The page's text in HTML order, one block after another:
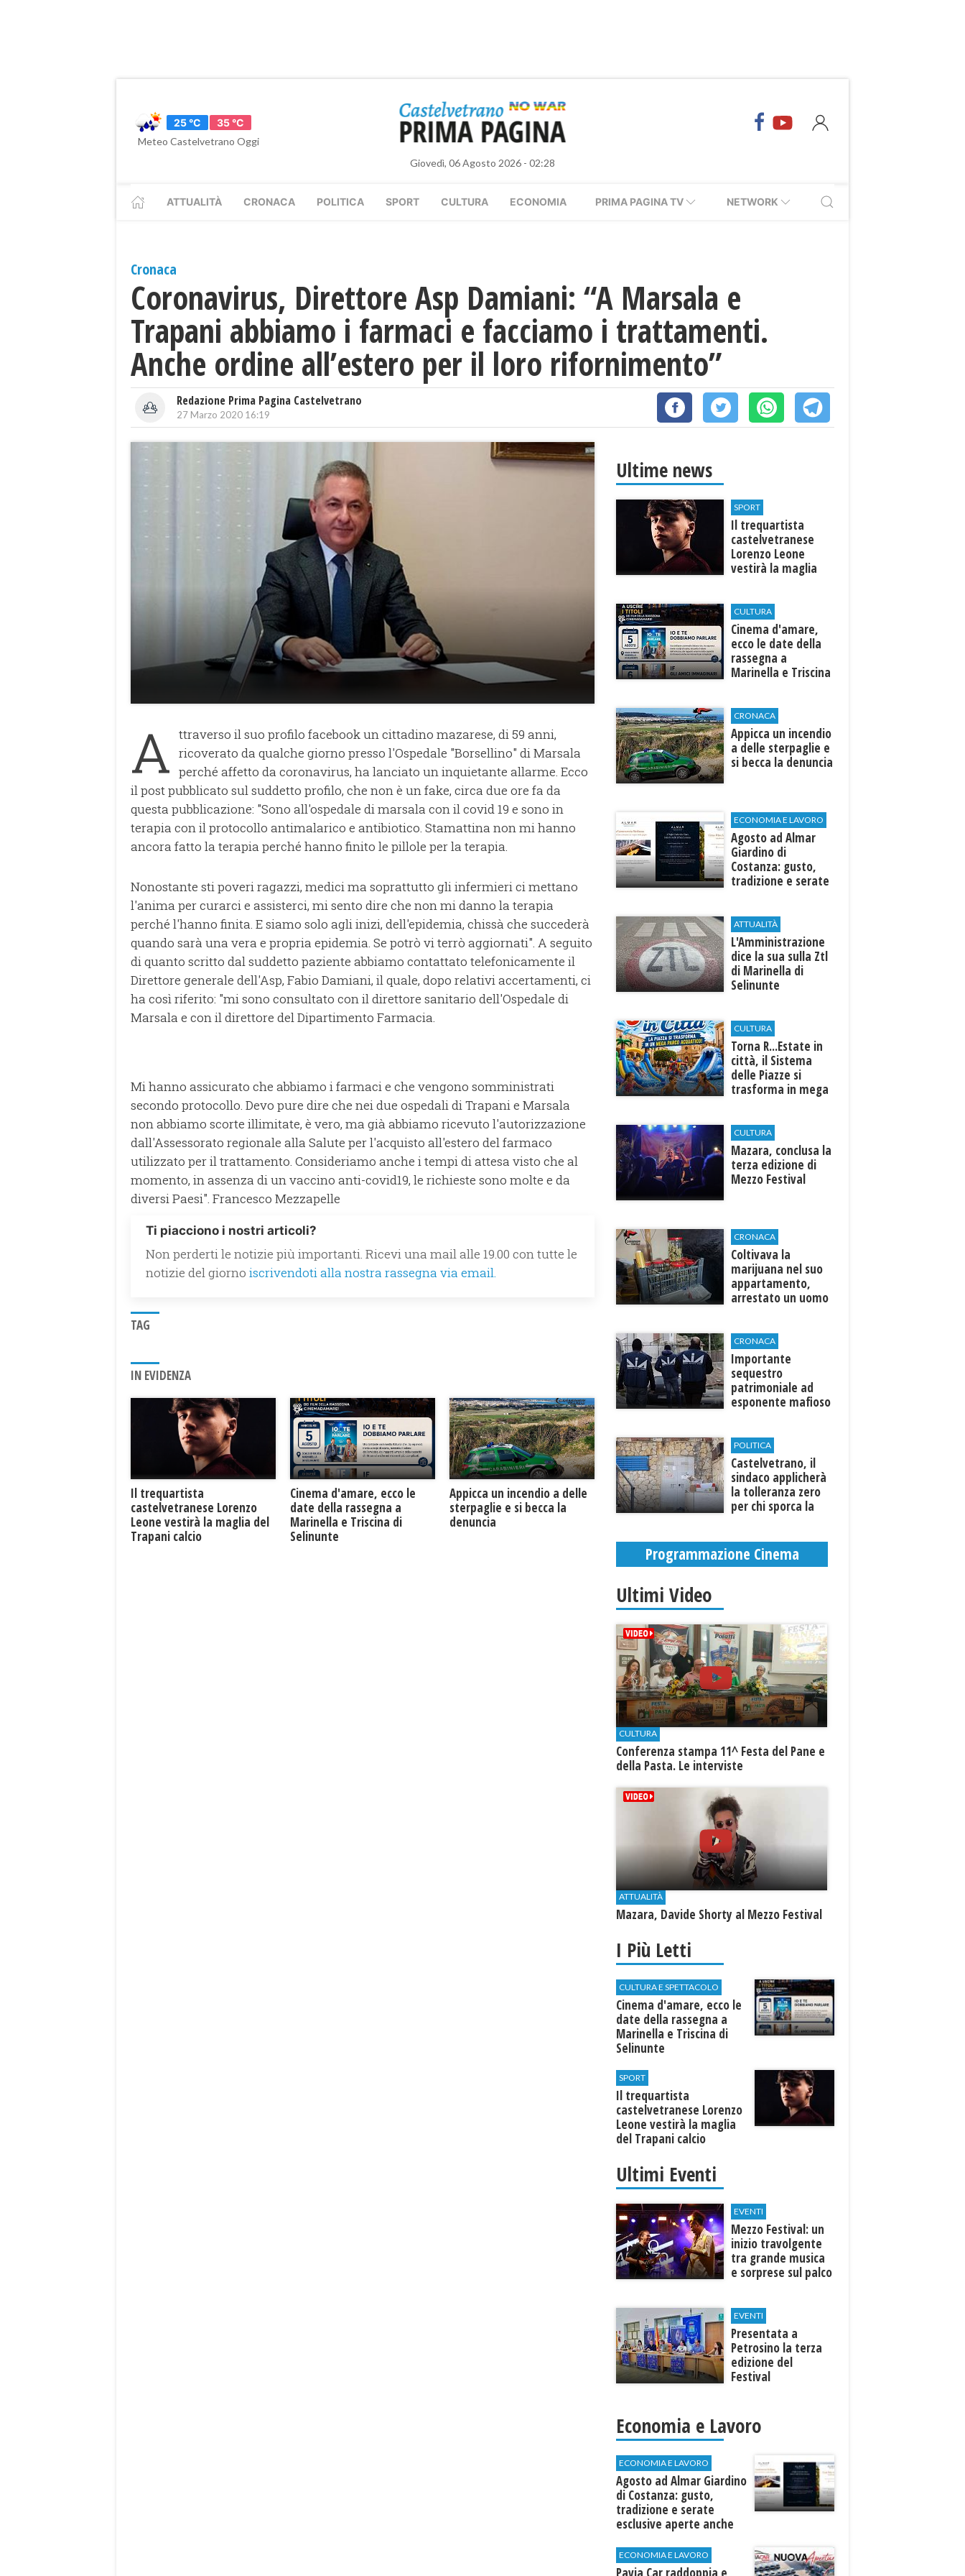
25 °C
35 °C
Meteo Castelvetrano Oggi
Giovedì, 06 Agosto 2026 - 02:28
ATTUALITÀ CRONACA POLITICA SPORT CULTURA ECONOMIA PRIMA PAGINA TV NETWORK
Cronaca
Coronavirus, Direttore Asp Damiani: “A Marsala e
Trapani abbiamo i farmaci e facciamo i trattamenti.
Anche ordine all’estero per il loro rifornimento”
Redazione Prima Pagina Castelvetrano
27 Marzo 2020 16:19
A ttraverso il suo profilo facebook un cittadino mazarese, di 59 anni,
ricoverato da qualche giorno presso l'Ospedale "Borsellino" di Marsala
perché affetto da coronavirus, ha lanciato un inquietante allarme. Ecco
il post pubblicato sul suddetto profilo, che non è un fake, circa due ore fa da
questa pubblicazione: "Sono all'ospedale di marsala con il covid 19 e sono in
terapia con il protocollo antimalarico e antibiotico. Stamattina non mi hanno
ancora fatto la terapia perché hanno finito le pillole per la terapia.
Nonostante sti poveri ragazzi, medici ma soprattutto gli infermieri ci mettano
l'anima per curarci e assisterci, mi sento dire che non mi danno la terapia
perché l'hanno finita. E siamo solo agli inizi, dell'epidemia, chissà che succederà
quando sarà una vera e propria epidemia. Se potrò vi terrò aggiornati". A seguito
di quanto scritto dal suddetto paziente abbiamo contattato telefonicamente il
Direttore generale dell'Asp, Fabio Damiani, il quale, dopo relativi accertamenti, ci
ha così riferito: "mi sono consultato con il direttore sanitario dell'Ospedale di
Marsala e con il direttore del Dipartimento Farmacia.
Mi hanno assicurato che abbiamo i farmaci e che vengono somministrati
secondo protocollo. Devo pure dire che nei due ospedali di Trapani e Marsala
non abbiamo scorte illimitate, è vero, ma già abbiamo ricevuto l'autorizzazione
dall'Assessorato regionale alla Salute per l'acquisto all'estero del farmaco
utilizzato per il trattamento. Consideriamo anche i tempi di attesa visto che al
momento, in assenza di un vaccino anti-covid19, le richieste sono molte e da
diversi Paesi". Francesco Mezzapelle
Ti piacciono i nostri articoli?
Non perderti le notizie più importanti. Ricevi una mail alle 19.00 con tutte le
notizie del giorno iscrivendoti alla nostra rassegna via email.
TAG
IN EVIDENZA
Il trequartista
castelvetranese Lorenzo
Leone vestirà la maglia del
Trapani calcio
Cinema d'amare, ecco le
date della rassegna a
Marinella e Triscina di
Selinunte
Appicca un incendio a delle
sterpaglie e si becca la
denuncia
Ultime news
SPORT
Il trequartista
castelvetranese
Lorenzo Leone
vestirà la maglia
CULTURA
Cinema d'amare,
ecco le date della
rassegna a
Marinella e Triscina
CRONACA
Appicca un incendio
a delle sterpaglie e
si becca la denuncia
ECONOMIA E LAVORO
Agosto ad Almar
Giardino di
Costanza: gusto,
tradizione e serate
esterni
ATTUALITÀ
L'Amministrazione
dice la sua sulla Ztl
di Marinella di
Selinunte
CULTURA
Torna R...Estate in
città, il Sistema
delle Piazze si
trasforma in mega
CULTURA
​Mazara, conclusa la
terza edizione di
Mezzo Festival
CRONACA
Coltivava la
marijuana nel suo
appartamento,
arrestato un uomo
CRONACA
Importante
sequestro
patrimoniale ad
esponente mafioso
POLITICA
Castelvetrano, il
sindaco applicherà
la tolleranza zero
per chi sporca la
Programmazione Cinema
Ultimi Video
CULTURA
Conferenza stampa 11^ Festa del Pane e
della Pasta. Le interviste
ATTUALITÀ
Mazara, Davide Shorty al Mezzo Festival
I Più Letti
CULTURA E SPETTACOLO
Cinema d'amare, ecco le
date della rassegna a
Marinella e Triscina di
Selinunte
SPORT
Il trequartista
castelvetranese Lorenzo
Leone vestirà la maglia
del Trapani calcio
Ultimi Eventi
EVENTI
Mezzo Festival: un
inizio travolgente
tra grande musica
e sorprese sul palco
EVENTI
Presentata a
Petrosino la terza
edizione del
Festival
"Voci dal
Mediterraneo"
Economia e Lavoro
ECONOMIA E LAVORO
Agosto ad Almar Giardino
di Costanza: gusto,
tradizione e serate
esclusive aperte anche
ECONOMIA E LAVORO